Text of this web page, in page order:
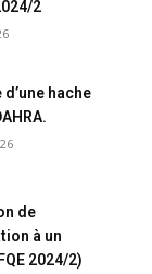
2
hache
de
à un
2024/2)